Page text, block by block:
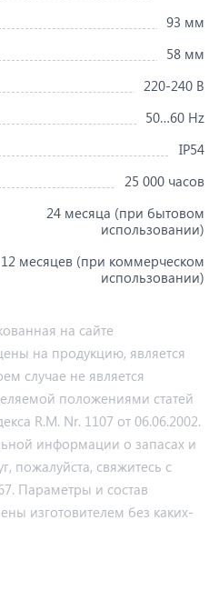
93 мм
58 мм
220-240 В
50…60 Hz
IP54
25 000 часов
24 месяца (при бытовом
использовании)
12 месяцев (при коммерческом
использовании)
на сайте
на продукцию, является
случае не является
положениями статей
R.M. Nr. 1107 от 06.06.2002.
информации о запасах и
пожалуйста, свяжитесь с
Параметры и состав
изготовителем без каких-